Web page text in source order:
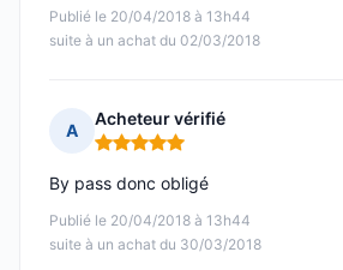
Publié le 20/04/2018 à 13h44
suite à un achat du 02/03/2018
A
Acheteur vérifié
Note : 5 sur 5
Publié le 20/04/2018 à 13h44
suite à un achat du 30/03/2018
By pass donc obligé